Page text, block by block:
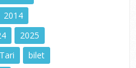
2014
2025
bilet